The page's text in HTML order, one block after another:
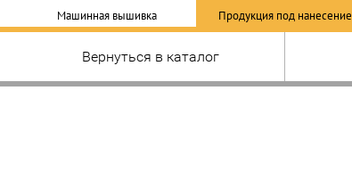
Машинная вышивка Продукция под нанесение
Вернуться в каталог